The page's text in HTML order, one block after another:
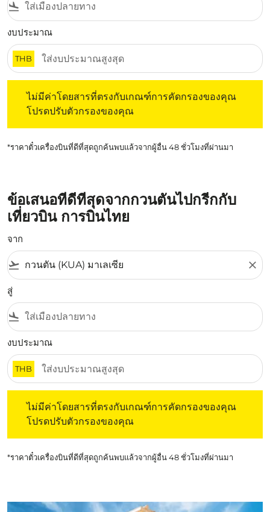
flight_land
งบประมาณ
THB
ไม่มีค่าโดยสารที่ตรงกับเกณฑ์การคัดกรองของคุณ
โปรดปรับตัวกรองของคุณ
*ราคาตั๋วเครื่องบินที่ดีที่สุดถูกค้นพบแล้วจากผู้อื่น 48 ชั่วโมงที่ผ่านมา
ข้อเสนอที่ดีที่สุดจากกวนตันไปกรีกกับ
เที่ยวบิน การบินไทย
จาก
flight_takeoff close
สู่
flight_land
งบประมาณ
THB
ไม่มีค่าโดยสารที่ตรงกับเกณฑ์การคัดกรองของคุณ
โปรดปรับตัวกรองของคุณ
*ราคาตั๋วเครื่องบินที่ดีที่สุดถูกค้นพบแล้วจากผู้อื่น 48 ชั่วโมงที่ผ่านมา